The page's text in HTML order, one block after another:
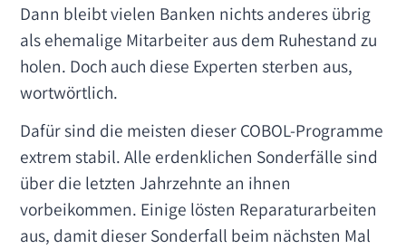
Dann bleibt vielen Banken nichts anderes übrig
als ehemalige Mitarbeiter aus dem Ruhestand zu
holen. Doch auch diese Experten sterben aus,
wortwörtlich.
Dafür sind die meisten dieser COBOL-Programme
extrem stabil. Alle erdenklichen Sonderfälle sind
über die letzten Jahrzehnte an ihnen
vorbeikommen. Einige lösten Reparaturarbeiten
aus, damit dieser Sonderfall beim nächsten Mal